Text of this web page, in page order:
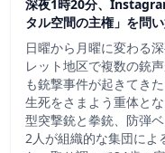
深夜1時20分、
タル空間の主権」を問
日曜から月曜に変わる
レット地区で複数の銃
も銃撃事件が起きてき
生死をさまよう重体と
型突撃銃と拳銃、防弾
2人が組織的な集団によ